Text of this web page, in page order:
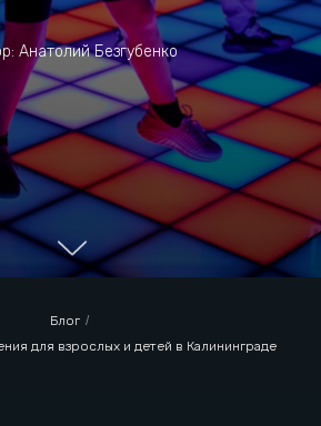
Анатолий Безгубенко
Блог /
для взрослых и детей в Калининграде